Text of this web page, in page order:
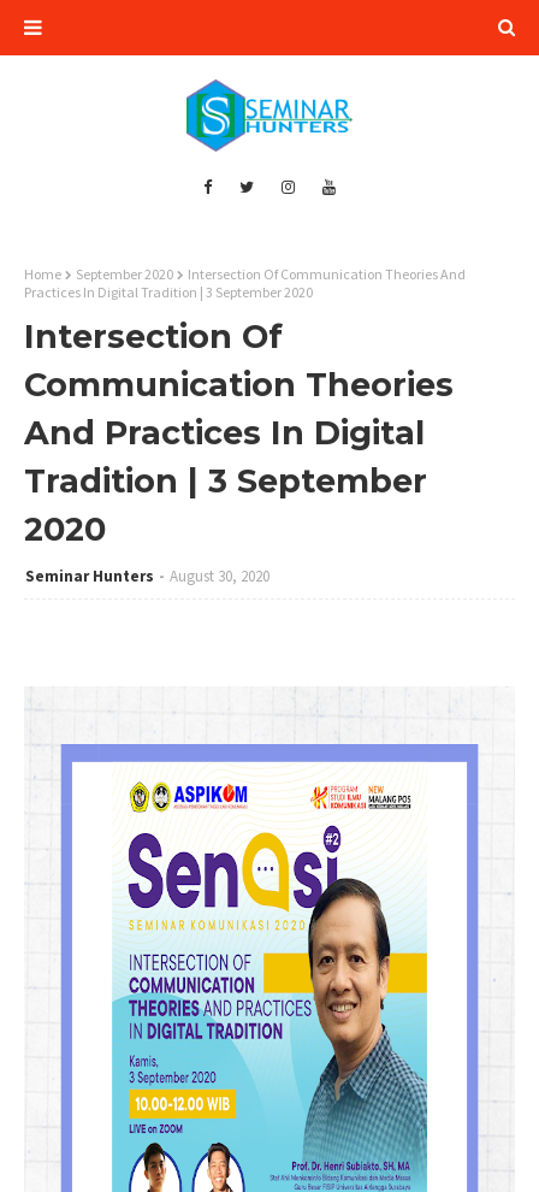
Home September 2020
Intersection Of Communication Theories And
Practices In Digital Tradition | 3 September 2020
Intersection Of
Communication Theories
And Practices In Digital
Tradition | 3 September
2020
Seminar Hunters August 30, 2020